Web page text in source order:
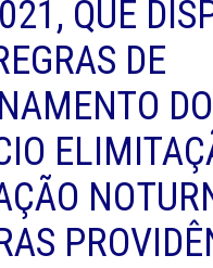
QUE
DE
DO